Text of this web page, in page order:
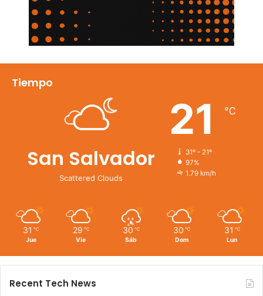
Tiempo
San Salvador
Scattered Clouds
21 ℃
31º - 21º
97%
1.79 km/h
31 ℃
Jue
29 ℃
Vie
30 ℃
Sáb
30 ℃
Dom
31 ℃
Lun
Recent Tech News